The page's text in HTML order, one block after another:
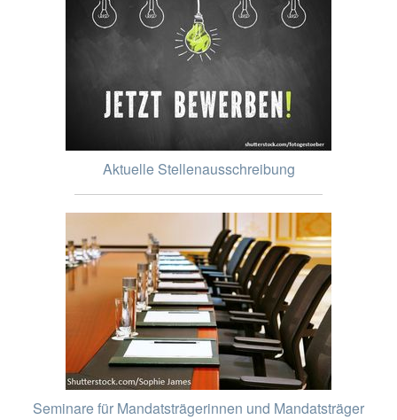
Aktuelle Stellenausschreibung
Seminare für Mandatsträgerinnen und Mandatsträger